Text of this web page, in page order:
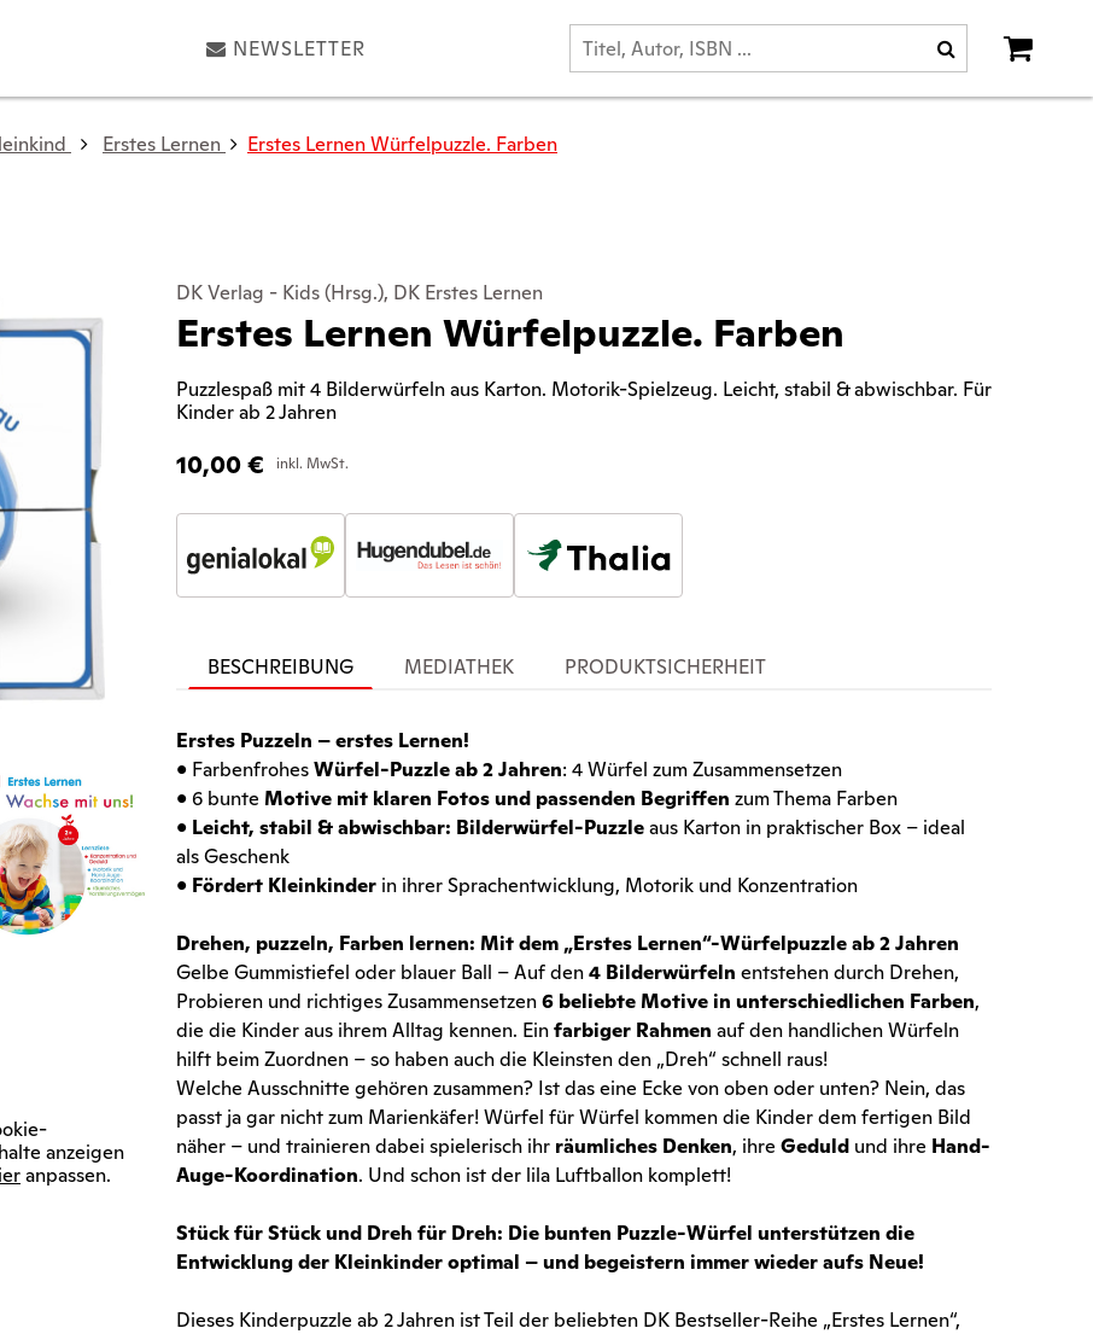
NEWSLETTER
Erstes Lernen Erstes Lernen Würfelpuzzle. Farben
anzeigen
anpassen.
DK Verlag - Kids (Hrsg.), DK Erstes Lernen
Erstes Lernen Würfelpuzzle. Farben
Puzzlespaß mit 4 Bilderwürfeln aus Karton. Motorik-Spielzeug. Leicht, stabil & abwischbar. Für
Kinder ab 2 Jahren
10,00€ inkl. MwSt.
BESCHREIBUNG MEDIATHEK PRODUKTSICHERHEIT
Erstes Puzzeln – erstes Lernen!
• FarbenfrohesWürfel-Puzzle ab 2 Jahren: 4 Würfel zum Zusammensetzen
• 6 bunte Motive mit klaren Fotos und passenden Begriffen zum Thema Farben
• Leicht, stabil & abwischbar: Bilderwürfel-Puzzleaus Karton in praktischer Box – ideal
als Geschenk
• Fördert Kleinkinder in ihrer Sprachentwicklung, Motorik und Konzentration
Drehen, puzzeln, Farben lernen: Mit dem „Erstes Lernen“-Würfelpuzzle ab 2 Jahren
Gelbe Gummistiefel oder blauer Ball – Auf den4 Bilderwürfeln entstehen durch Drehen,
Probieren und richtiges Zusammensetzen6 beliebte Motive in unterschiedlichen Farben,
die die Kinder aus ihrem Alltag kennen. Einfarbiger Rahmen auf den handlichen Würfeln
hilft beim Zuordnen – so haben auch die Kleinsten den „Dreh“ schnell raus!
Welche Ausschnitte gehören zusammen? Ist das eine Ecke von oben oder unten? Nein, das
passt ja gar nicht zum Marienkäfer! Würfel für Würfel kommen die Kinder dem fertigen Bild
näher – und trainieren dabei spielerisch ihr räumliches Denken, ihre Geduld und ihre Hand-
Auge-Koordination. Und schon ist der lila Luftballon komplett!
Stück für Stück und Dreh für Dreh: Die bunten Puzzle-Würfel unterstützen die
Entwicklung der Kleinkinder optimal – und begeistern immer wieder aufs Neue!
Dieses Kinderpuzzle ab 2 Jahren ist Teil der beliebten DK Bestseller-Reihe „Erstes Lernen“,